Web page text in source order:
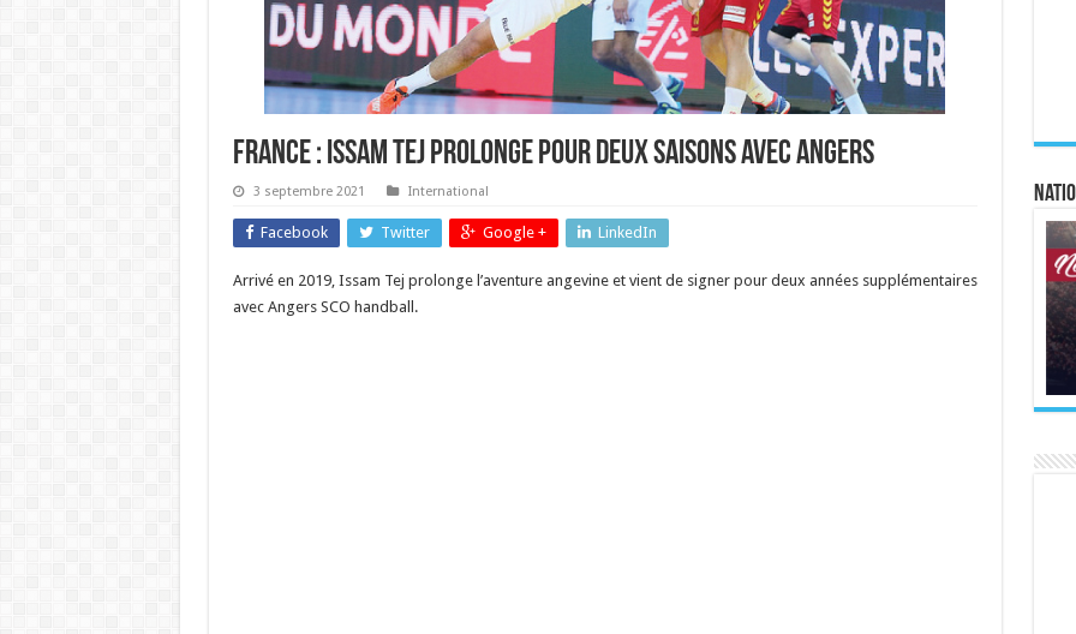
France : Issam Tej prolonge pour deux saisons avec Angers
3 septembre 2021 International
Facebook Twitter Google + LinkedIn
Arrivé en 2019, Issam Tej prolonge l’aventure angevine et vient de signer pour deux années supplémentaires
avec Angers SCO handball.